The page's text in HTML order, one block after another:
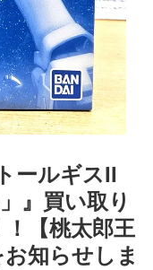
ールギスII
』買い取り
【桃太郎王
知らせしま